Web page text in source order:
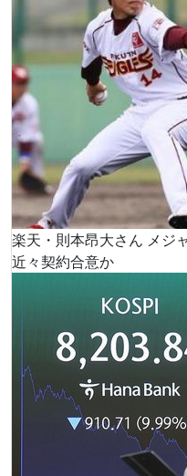
楽天・則本昂大さん メジ
近々契約合意か